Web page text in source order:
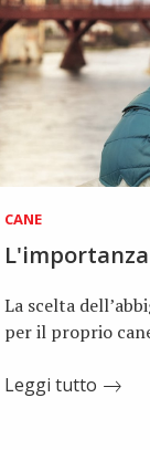
CANE
La scelta
per il proprio
Leggi tutto